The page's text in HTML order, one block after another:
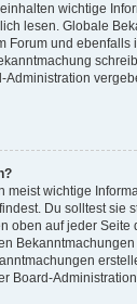
wichtige
lesen. Globale
Forum und ebenfalls
Administration
meist wichtige
Du solltest sie
oben auf jeder Seite
Board-